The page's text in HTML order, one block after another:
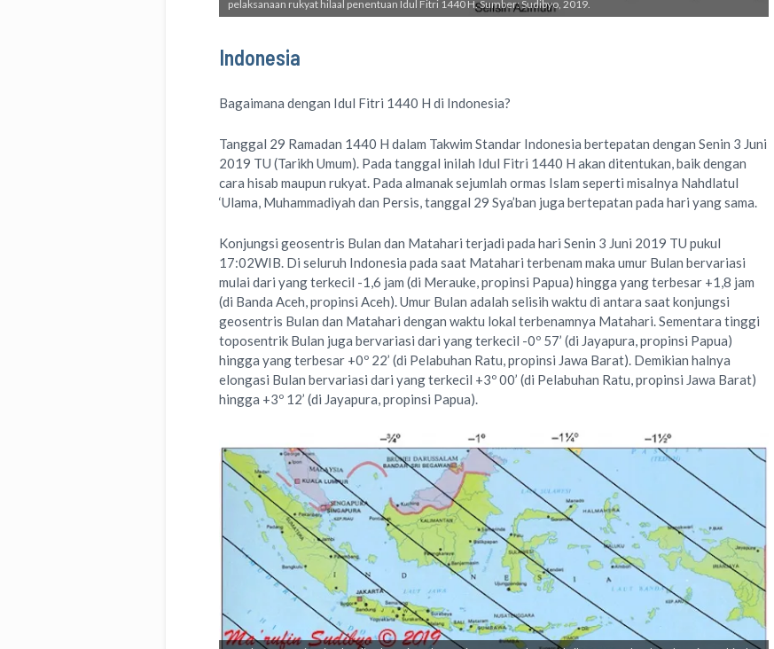
pelaksanaan rukyat hilaal penentuan Idul Fitri 1440 H. Sumber: Sudibyo, 2019.
Indonesia
Bagaimana dengan Idul Fitri 1440 H di Indonesia?
Tanggal 29 Ramadan 1440 H dalam Takwim Standar Indonesia bertepatan dengan Senin 3 Juni
2019 TU (Tarikh Umum). Pada tanggal inilah Idul Fitri 1440 H akan ditentukan, baik dengan
cara hisab maupun rukyat. Pada almanak sejumlah ormas Islam seperti misalnya Nahdlatul
‘Ulama, Muhammadiyah dan Persis, tanggal 29 Sya’ban juga bertepatan pada hari yang sama.
Konjungsi geosentris Bulan dan Matahari terjadi pada hari Senin 3 Juni 2019 TU pukul
17:02WIB. Di seluruh Indonesia pada saat Matahari terbenam maka umur Bulan bervariasi
mulai dari yang terkecil -1,6 jam (di Merauke, propinsi Papua) hingga yang terbesar +1,8 jam
(di Banda Aceh, propinsi Aceh). Umur Bulan adalah selisih waktu di antara saat konjungsi
geosentris Bulan dan Matahari dengan waktu lokal terbenamnya Matahari. Sementara tinggi
toposentrik Bulan juga bervariasi dari yang terkecil -0º 57’ (di Jayapura, propinsi Papua)
hingga yang terbesar +0º 22’ (di Pelabuhan Ratu, propinsi Jawa Barat). Demikian halnya
elongasi Bulan bervariasi dari yang terkecil +3º 00’ (di Pelabuhan Ratu, propinsi Jawa Barat)
hingga +3º 12’ (di Jayapura, propinsi Papua).